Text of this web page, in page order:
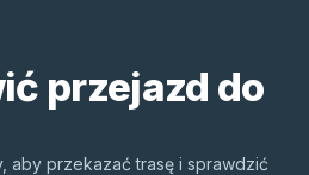
przejazd do
aby przekazać trasę i sprawdzić